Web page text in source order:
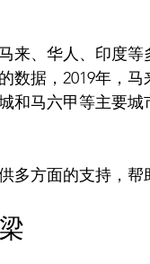
来、华人、印度
数据，2019年，
和马六甲等主要
多方面的支持，帮